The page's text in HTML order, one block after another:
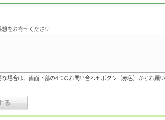
想をお寄せください
な場合は、画面下部の4つのお問い合わせボタン（赤色）からお願い